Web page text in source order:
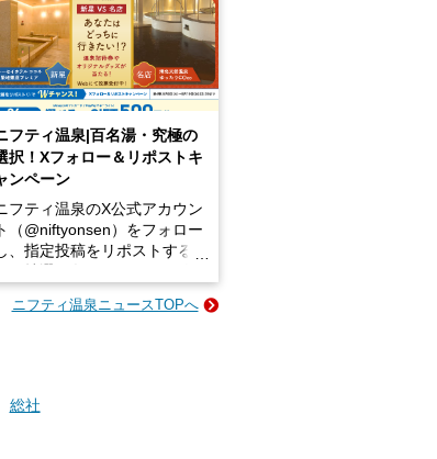
フティ温泉|百名湯・究極の
択！Xフォロー＆リポストキ
ンペーン
フティ温泉のX公式アカウン
ト（@niftyonsen）をフォロー
、指定投稿をリポストする
GIFT500円分をプレゼントい
ニフティ温泉ニュースTOPへ
総社